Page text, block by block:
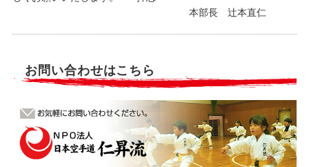
本部長 辻本直仁
お問い合わせはこちら